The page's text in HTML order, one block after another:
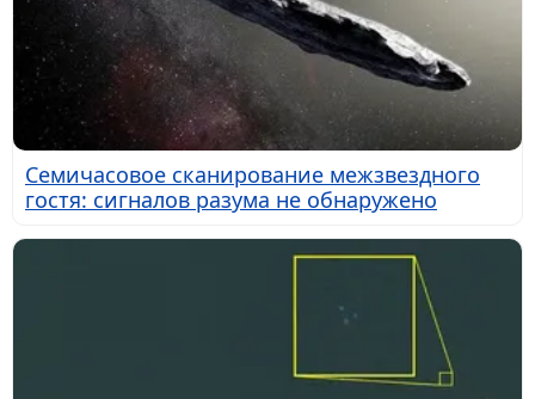
Семичасовое сканирование межзвездного
гостя: сигналов разума не обнаружено